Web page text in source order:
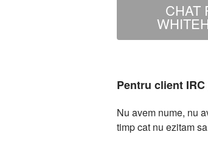
CHAT
Pentru client
Nu avem nume, nu
timp cat nu ezitam